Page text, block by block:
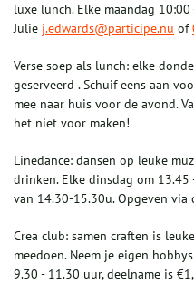
luxe lunch. Elke maandag
Julie j.edwards@participe.nu of
Verse soep als lunch: elke
geserveerd . Schuif eens aan
mee naar huis voor de avond.
het niet voor maken!
Linedance: dansen op leuke
drinken. Elke dinsdag om
van 14.30-15.30u. Opgeven via
Crea club: samen craften is
meedoen. Neem je eigen
9.30 - 11.30 uur, deelname is